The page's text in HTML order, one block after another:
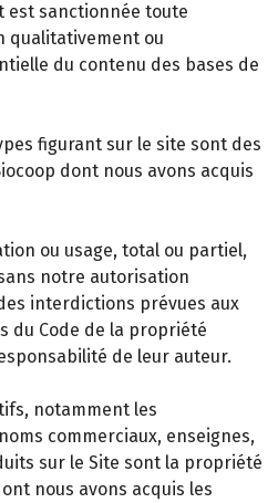
sanctionnée toute
qualitativement ou
du contenu des bases de
figurant sur le site sont des
dont nous avons acquis
ou usage, total ou partiel,
notre autorisation
interdictions prévues aux
du Code de la propriété
de leur auteur.
notamment les
commerciaux, enseignes,
sur le Site sont la propriété
nous avons acquis les